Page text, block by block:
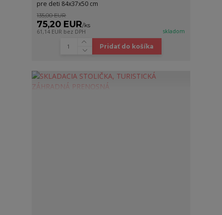
pre deti 84x37x50 cm
135,00 EUR
75,20 EUR/ks
61,14 EUR bez DPH skladom
Pridať do košíka